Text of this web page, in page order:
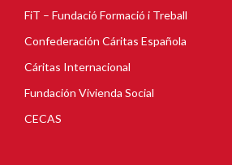
FiT – Fundació Formació i Treball
Confederación Cáritas Española
Cáritas Internacional
Fundación Vivienda Social
CECAS